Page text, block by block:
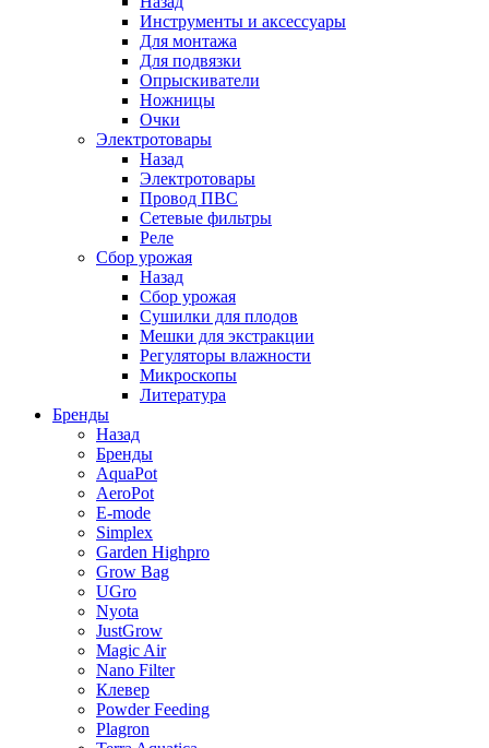
Инструменты и аксессуары
Для монтажа
Для подвязки
Опрыскиватели
Ножницы
Очки
Электротовары
Назад
Электротовары
Провод ПВС
Сетевые фильтры
Реле
Сбор урожая
Назад
Сбор урожая
Сушилки для плодов
Мешки для экстракции
Регуляторы влажности
Микроскопы
Литература
Бренды
Назад
Бренды
AquaPot
AeroPot
E-mode
Simplex
Garden Highpro
Grow Bag
UGro
Nyota
JustGrow
Magic Air
Nano Filter
Клевер
Powder Feeding
Plagron